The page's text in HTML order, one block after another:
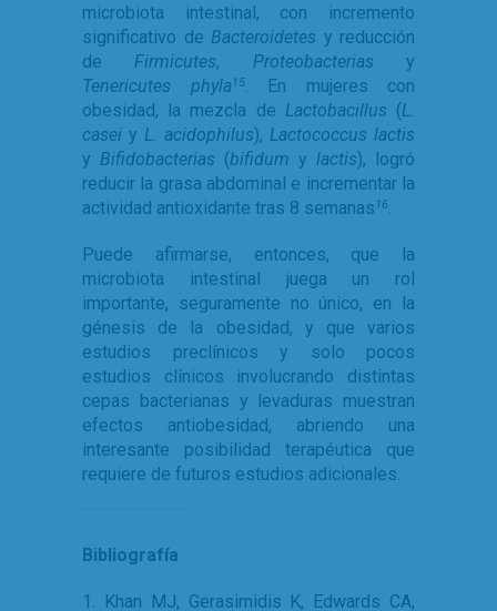
microbiota intestinal, con incremento
significativo de Bacteroidetes y reducción
de Firmicutes, Proteobacterias y
Tenericutes phyla 15. En mujeres con
obesidad, la mezcla de Lactobacillus (L.
casei y L. acidophilus), Lactococcus lactis
y Bifidobacterias (bifidum y lactis), logró
reducir la grasa abdominal e incrementar la
actividad antioxidante tras 8 semanas 16.
Puede afirmarse, entonces, que la
microbiota intestinal juega un rol
importante, seguramente no único, en la
génesis de la obesidad, y que varios
estudios preclínicos y solo pocos
estudios clínicos involucrando distintas
cepas bacterianas y levaduras muestran
efectos antiobesidad, abriendo una
interesante posibilidad terapéutica que
requiere de futuros estudios adicionales.
Bibliografía
1. Khan MJ, Gerasimidis K, Edwards CA,